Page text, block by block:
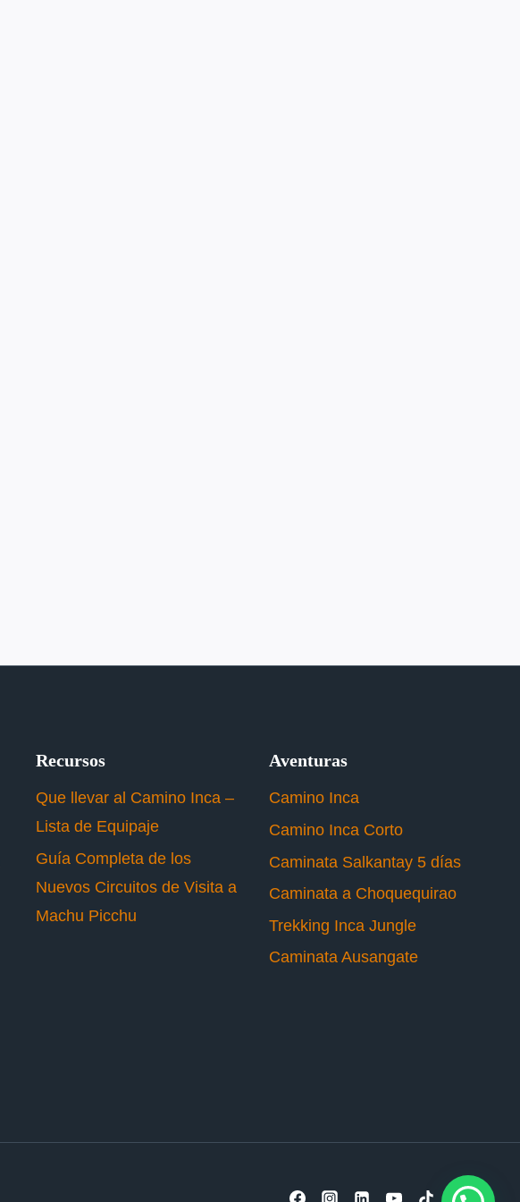
Recursos
Que llevar al Camino Inca –
Lista de Equipaje
Guía Completa de los
Nuevos Circuitos de Visita a
Machu Picchu
Aventuras
Camino Inca
Camino Inca Corto
Caminata Salkantay 5 días
Caminata a Choquequirao
Trekking Inca Jungle
Caminata Ausangate